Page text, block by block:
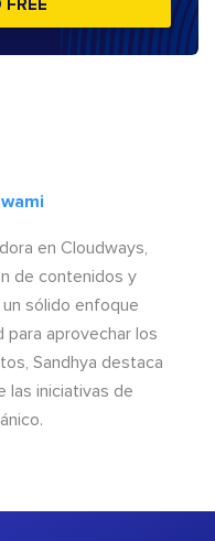
FREE
en Cloudways,
de contenidos y
sólido enfoque
para aprovechar los
Sandhya destaca
las iniciativas de